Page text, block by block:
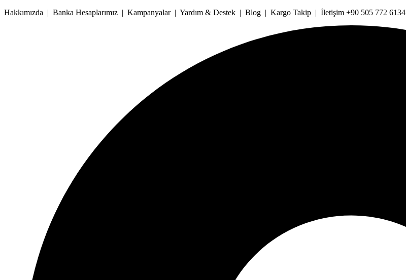
İçeriğe
Hakkımızda | Banka Hesaplarımız | Kampanyalar | Yardım & Destek | Blog | Kargo Takip | İletişim +90 505 772 6134